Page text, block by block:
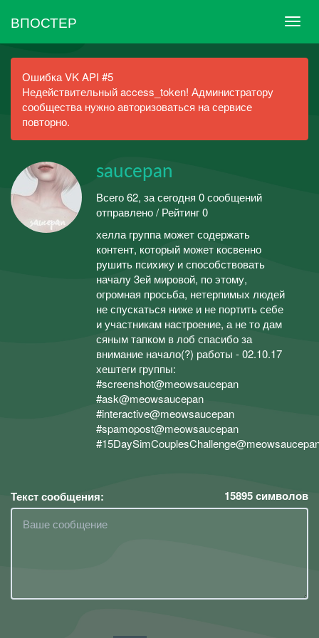
ВПОСТЕР
Ошибка VK API #5
Недействительный access_token! Администратору
сообщества нужно авторизоваться на сервисе
повторно.
saucepan
Всего 62, за сегодня 0 сообщений
отправлено / Рейтинг 0
хелла группа может содержать
контент, который может косвенно
рушить психику и способствовать
началу 3ей мировой, по этому,
огромная просьба, нетерпимых людей
не спускаться ниже и не портить себе
и участникам настроение, а не то дам
сяным тапком в лоб спасибо за
внимание начало(?) работы - 02.10.17
хештеги группы:
#screenshot@meowsaucepan
#ask@meowsaucepan
#interactive@meowsaucepan
#spamopost@meowsaucepan
Текст сообщения: 15895символов